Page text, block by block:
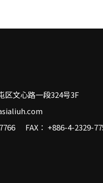
区文心路一段324号3F
FAX +886-4-2329-